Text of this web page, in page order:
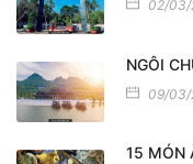
02/03/
NGÔI
09/03/
15 MÓN